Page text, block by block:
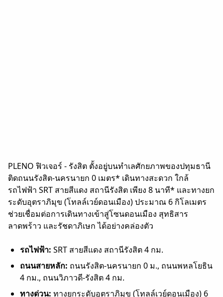
PLENO ฟิวเจอร์ - รังสิต ตั้งอยู่บนทำเลศักยภาพของปทุมธานี
ติดถนนรังสิต-นครนายก 0 เมตร* เดินทางสะดวก ใกล้
รถไฟฟ้า SRT สายสีแดง สถานีรังสิต เพียง 8 นาที* และทางยก
ระดับอุตราภิมุข (โทลล์เวย์ดอนเมือง) ประมาณ 6 กิโลเมตร
ช่วยเชื่อมต่อการเดินทางเข้าสู่โซนดอนเมือง สุทธิสาร
ลาดพร้าว และรัชดาภิเษก ได้อย่างคล่องตัว
รถไฟฟ้า: SRT สายสีแดง สถานีรังสิต 4 กม.
ถนนสายหลัก: ถนนรังสิต-นครนายก 0 ม., ถนนพหลโยธิน
4 กม., ถนนวิภาวดี-รังสิต 4 กม.
ทางด่วน: ทางยกระดับอุตราภิมุข (โทลล์เวย์ดอนเมือง) 6